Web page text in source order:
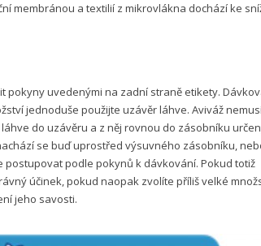
membránou a textilií z mikrovlákna dochází ke
pokyny uvedenými na zadní straně etikety.
jednoduše použijte uzávěr láhve. Aviváž
do uzávěru a z něj rovnou do zásobníku
se buď uprostřed výsuvného zásobníku,
podle pokynů k dávkování. Pokud totiž
účinek, pokud naopak zvolíte příliš velké
jeho savosti.